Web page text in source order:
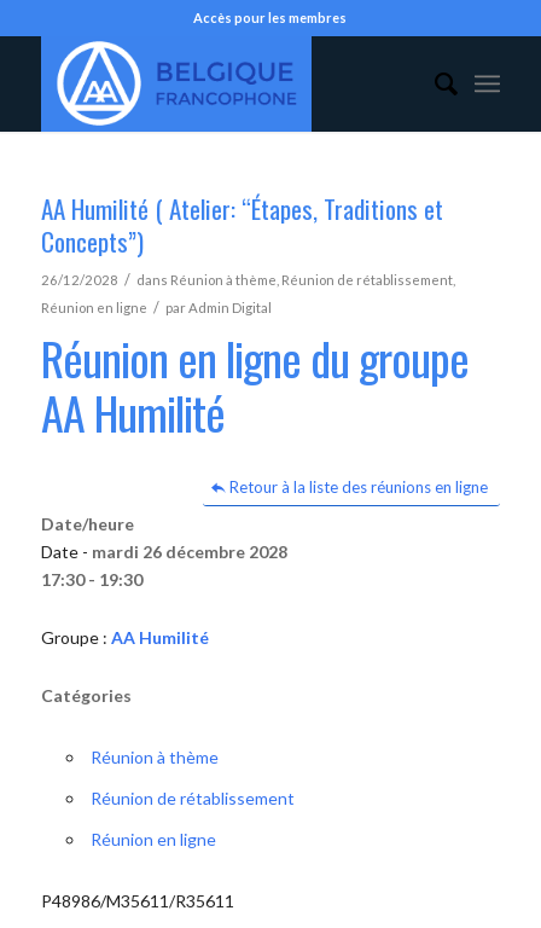
Accès pour les membres
AA Humilité ( Atelier: “Étapes, Traditions et
Concepts”)
26/12/2028 / dans Réunion à thème Réunion de rétablissement,
Réunion en ligne / parAdmin Digital
Réunion en ligne du groupe
AA Humilité
Retour à la liste des réunions en ligne
Date/heure
Date - mardi 26 décembre 2028
17:30 - 19:30
Groupe : AA Humilité
Catégories
Réunion à thème
Réunion de rétablissement
Réunion en ligne
P48986/M35611/R35611